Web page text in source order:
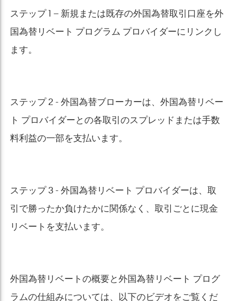
ステップ 1 — 新規または既存の外国為替取引口座を外
国為替リベート プログラム プロバイダーにリンクし
ます。
ステップ 2 - 外国為替ブローカーは、外国為替リベー
ト プロバイダーとの各取引のスプレッドまたは手数
料利益の一部を支払います。
ステップ 3 - 外国為替リベート プロバイダーは、取
引で勝ったか負けたかに関係なく、取引ごとに現金
リベートを支払います。
外国為替リベートの概要と外国為替リベート プログ
ラムの仕組みについては、以下のビデオをご覧くだ